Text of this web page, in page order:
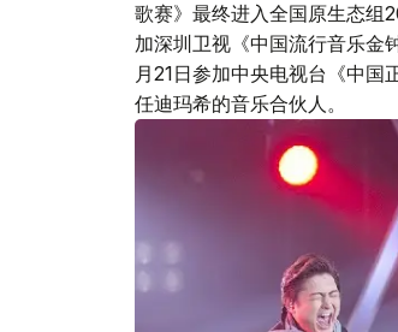
歌赛》最终进入全国原生态组
加深圳卫视《中国流行音乐金
月21日参加中央电视台《中国
任迪玛希的音乐合伙人。